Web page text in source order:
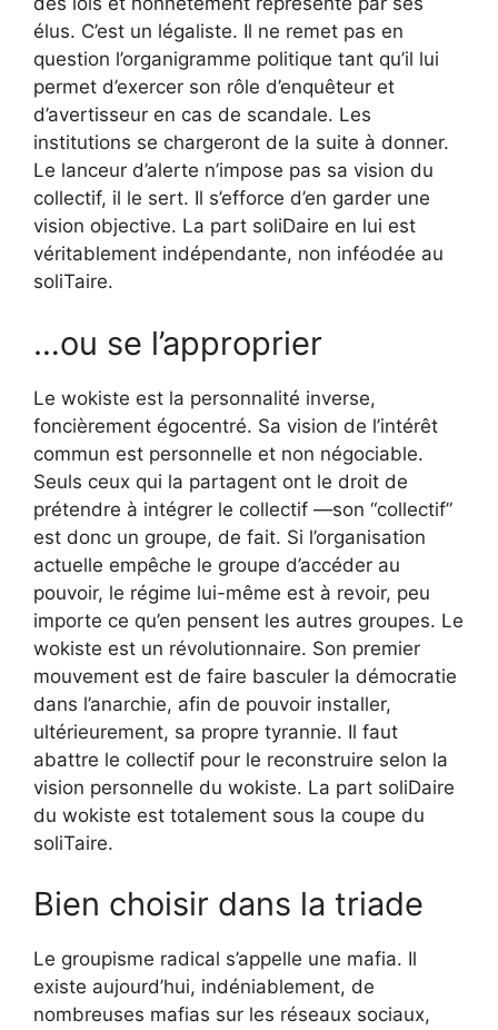
élus. C’est un légaliste. Il ne remet pas en
question l’organigramme politique tant qu’il lui
permet d’exercer son rôle d’enquêteur et
d’avertisseur en cas de scandale. Les
institutions se chargeront de la suite à donner.
Le lanceur d’alerte n’impose pas sa vision du
collectif, il le sert. Il s’efforce d’en garder une
vision objective. La part soliDaire en lui est
véritablement indépendante, non inféodée au
soliTaire.
…ou se l’approprier
Le wokiste est la personnalité inverse,
foncièrement égocentré. Sa vision de l’intérêt
commun est personnelle et non négociable.
Seuls ceux qui la partagent ont le droit de
prétendre à intégrer le collectif —son “collectif”
est donc un groupe, de fait. Si l’organisation
actuelle empêche le groupe d’accéder au
pouvoir, le régime lui-même est à revoir, peu
importe ce qu’en pensent les autres groupes. Le
wokiste est un révolutionnaire. Son premier
mouvement est de faire basculer la démocratie
dans l’anarchie, afin de pouvoir installer,
ultérieurement, sa propre tyrannie. Il faut
abattre le collectif pour le reconstruire selon la
vision personnelle du wokiste. La part soliDaire
du wokiste est totalement sous la coupe du
soliTaire.
Bien choisir dans la triade
Le groupisme radical s’appelle une mafia. Il
existe aujourd’hui, indéniablement, de
nombreuses mafias sur les réseaux sociaux,